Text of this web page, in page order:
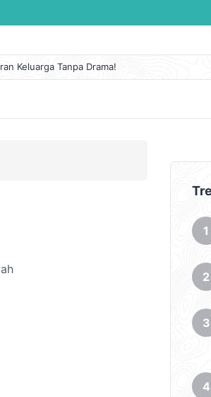
Keluarga Tanpa Drama!
Maret 2026
Permata Tersembunyi Ujung Genteng